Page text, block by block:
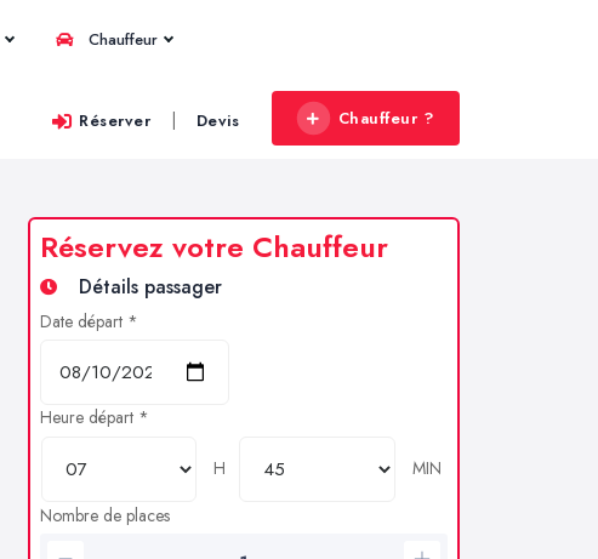
Chauffeur
Réserver | Devis Chauffeur ?
Réservez votre Chauffeur
Détails passager
Date départ *
Heure départ *
H
MIN
Nombre de places